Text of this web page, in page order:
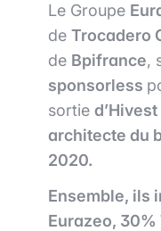
Le Groupe
de Trocadero
de Bpifrance,
sponsorless
sortie d’
architecte du
2020.
Ensemble, ils
Eurazeo,